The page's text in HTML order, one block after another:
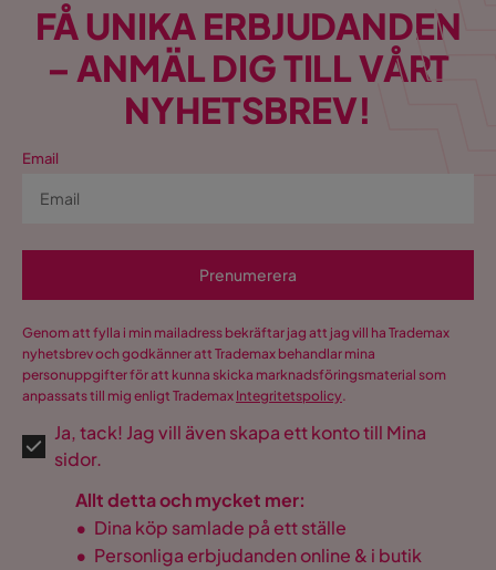
FÅ UNIKA ERBJUDANDEN
– ANMÄL DIG TILL VÅRT
NYHETSBREV!
Email
Prenumerera
Genom att fylla i min mailadress bekräftar jag att jag vill ha Trademax
nyhetsbrev och godkänner att Trademax behandlar mina
personuppgifter för att kunna skicka marknadsföringsmaterial som
anpassats till mig enligt Trademax Integritetspolicy.
Ja, tack! Jag vill även skapa ett konto till Mina
sidor.
Allt detta och mycket mer:
• Dina köp samlade på ett ställe
• Personliga erbjudanden online & i butik